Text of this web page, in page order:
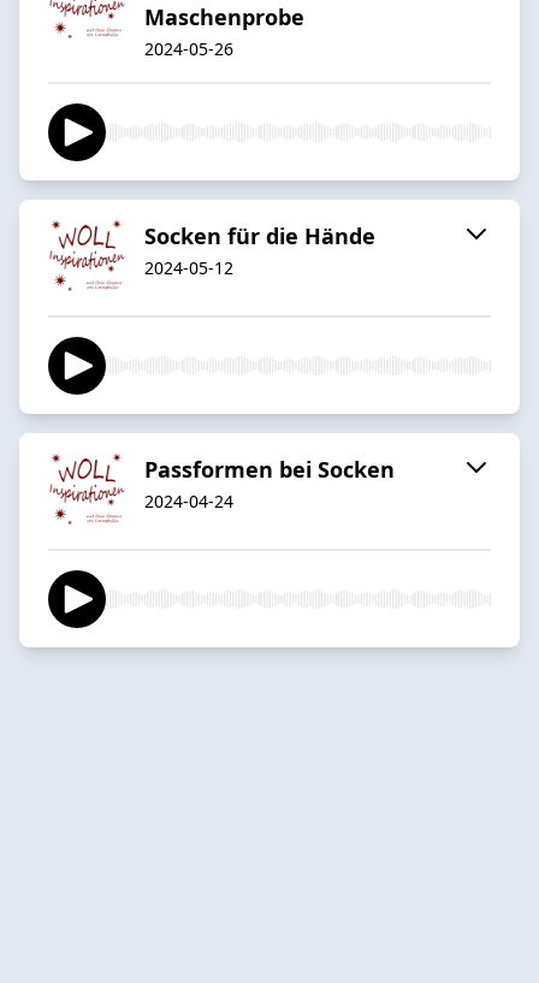
Maschenprobe
2024-05-26
Socken für die Hände
2024-05-12
Passformen bei Socken
2024-04-24